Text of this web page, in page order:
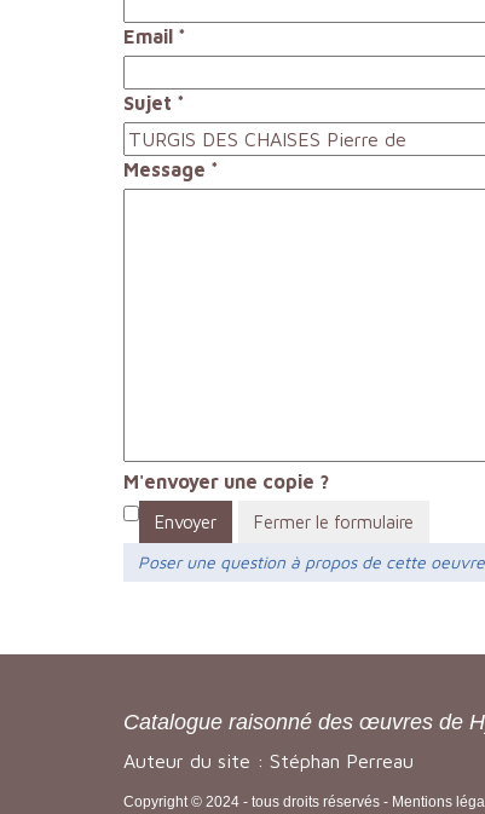
Email *
Sujet *
Message *
M'envoyer une copie ?
Envoyer
Fermer le formulaire
Poser une question à propos de cette oeuvre
Catalogue raisonné des œuvres de
Auteur du site : Stéphan Perreau
Copyright © 2024 - tous droits réservés - Mentions